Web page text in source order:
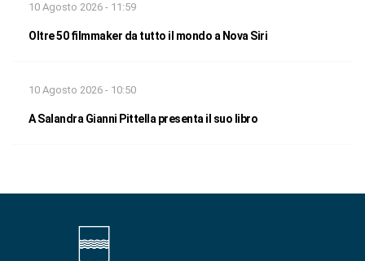
10 Agosto 2026 - 11:59
Oltre 50 filmmaker da tutto il mondo a Nova Siri
10 Agosto 2026 - 10:50
A Salandra Gianni Pittella presenta il suo libro